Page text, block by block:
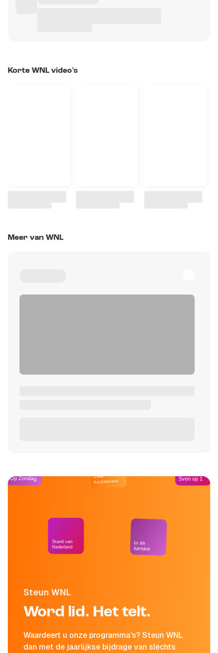
Korte WNL video's
Meer van WNL
Steun WNL
Word lid. Het telt.
Waardeert u onze programma's? Steun WNL
dan met de jaarlijkse bijdrage van slechts
Op Zondag
Stand van
Nederland
Café
Kockelmann
In de
kantine
Sven op 1